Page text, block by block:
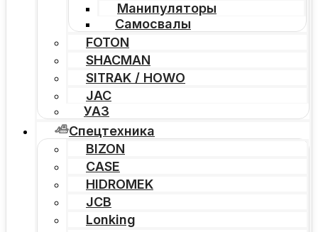
Манипуляторы
Самосвалы
FOTON
SHACMAN
SITRAK / HOWO
JAC
УАЗ
Спецтехника
BIZON
CASE
HIDROMEK
JCB
Lonking